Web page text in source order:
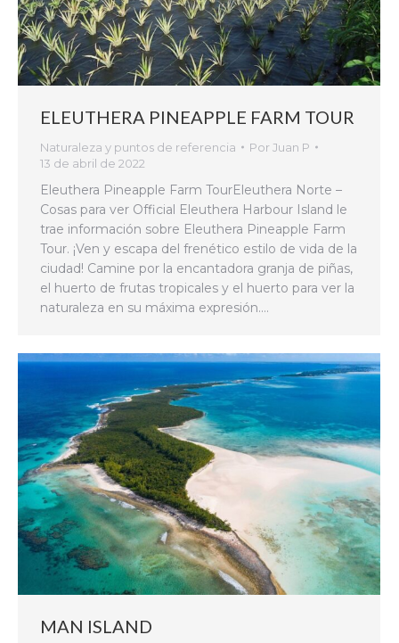
ELEUTHERA PINEAPPLE FARM TOUR
Naturaleza y puntos de referencia PorJuan P
13 de abril de 2022
Eleuthera Pineapple Farm TourEleuthera Norte –
Cosas para ver Official Eleuthera Harbour Island le
trae información sobre Eleuthera Pineapple Farm
Tour. ¡Ven y escapa del frenético estilo de vida de la
ciudad! Camine por la encantadora granja de piñas,
el huerto de frutas tropicales y el huerto para ver la
naturaleza en su máxima expresión.…
MAN ISLAND